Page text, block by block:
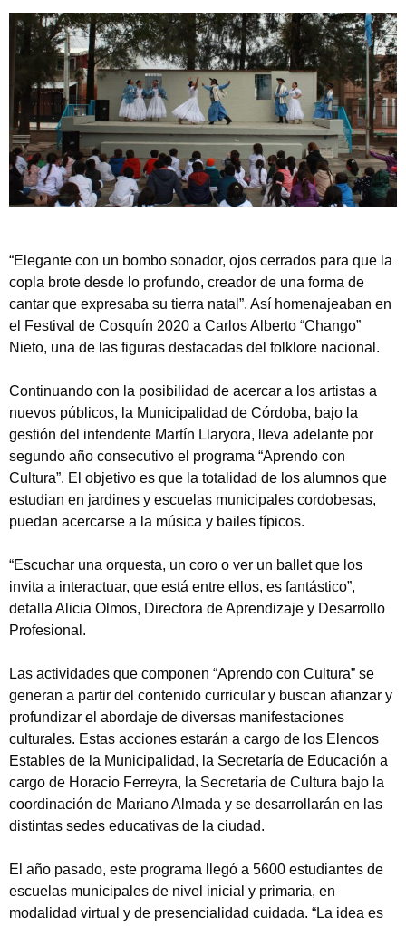
“Elegante con un bombo sonador, ojos cerrados para que la
copla brote desde lo profundo, creador de una forma de
cantar que expresaba su tierra natal”. Así homenajeaban en
el Festival de Cosquín 2020 a Carlos Alberto “Chango”
Nieto, una de las figuras destacadas del folklore nacional.
Continuando con la posibilidad de acercar a los artistas a
nuevos públicos, la Municipalidad de Córdoba, bajo la
gestión del intendente Martín Llaryora, lleva adelante por
segundo año consecutivo el programa “Aprendo con
Cultura”. El objetivo es que la totalidad de los alumnos que
estudian en jardines y escuelas municipales cordobesas,
puedan acercarse a la música y bailes típicos.
“Escuchar una orquesta, un coro o ver un ballet que los
invita a interactuar, que está entre ellos, es fantástico”,
detalla Alicia Olmos, Directora de Aprendizaje y Desarrollo
Profesional.
Las actividades que componen “Aprendo con Cultura” se
generan a partir del contenido curricular y buscan afianzar y
profundizar el abordaje de diversas manifestaciones
culturales. Estas acciones estarán a cargo de los Elencos
Estables de la Municipalidad, la Secretaría de Educación a
cargo de Horacio Ferreyra, la Secretaría de Cultura bajo la
coordinación de Mariano Almada y se desarrollarán en las
distintas sedes educativas de la ciudad.
El año pasado, este programa llegó a 5600 estudiantes de
escuelas municipales de nivel inicial y primaria, en
modalidad virtual y de presencialidad cuidada. “La idea es